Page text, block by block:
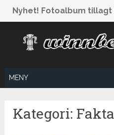
Nyhet! Fotoalbum tillagt
innehåll
MENY
Kategori: Fakta